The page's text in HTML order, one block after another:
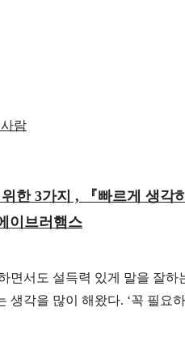
한 3가지 , 『빠르게 생각
이브러햄스
면서도 설득력 있게 말을 잘하
생각을 많이 해왔다. ‘꼭 필요하